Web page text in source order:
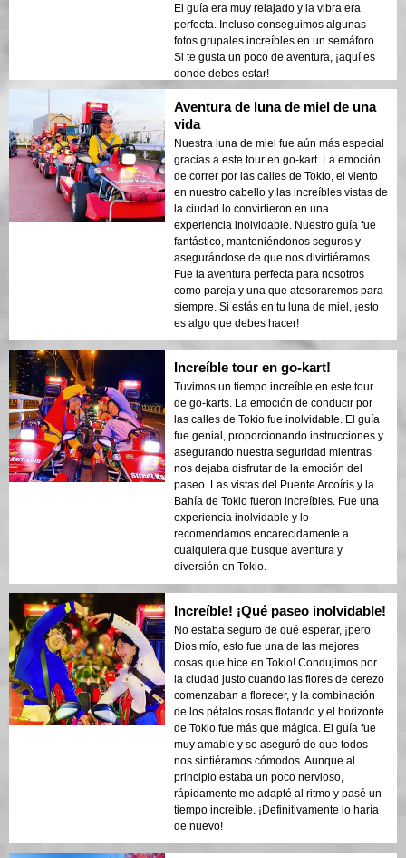
El guía era muy relajado y la vibra era
perfecta. Incluso conseguimos algunas
fotos grupales increíbles en un semáforo.
Si te gusta un poco de aventura, ¡aquí es
donde debes estar!
Aventura de luna de miel de una
vida
Nuestra luna de miel fue aún más especial
gracias a este tour en go-kart. La emoción
de correr por las calles de Tokio, el viento
en nuestro cabello y las increíbles vistas de
la ciudad lo convirtieron en una
experiencia inolvidable. Nuestro guía fue
fantástico, manteniéndonos seguros y
asegurándose de que nos divirtiéramos.
Fue la aventura perfecta para nosotros
como pareja y una que atesoraremos para
siempre. Si estás en tu luna de miel, ¡esto
es algo que debes hacer!
Increíble tour en go-kart!
Tuvimos un tiempo increíble en este tour
de go-karts. La emoción de conducir por
las calles de Tokio fue inolvidable. El guía
fue genial, proporcionando instrucciones y
asegurando nuestra seguridad mientras
nos dejaba disfrutar de la emoción del
paseo. Las vistas del Puente Arcoíris y la
Bahía de Tokio fueron increíbles. Fue una
experiencia inolvidable y lo
recomendamos encarecidamente a
cualquiera que busque aventura y
diversión en Tokio.
Increíble! ¡Qué paseo inolvidable!
No estaba seguro de qué esperar, ¡pero
Dios mío, esto fue una de las mejores
cosas que hice en Tokio! Condujimos por
la ciudad justo cuando las flores de cerezo
comenzaban a florecer, y la combinación
de los pétalos rosas flotando y el horizonte
de Tokio fue más que mágica. El guía fue
muy amable y se aseguró de que todos
nos sintiéramos cómodos. Aunque al
principio estaba un poco nervioso,
rápidamente me adapté al ritmo y pasé un
tiempo increíble. ¡Definitivamente lo haría
de nuevo!